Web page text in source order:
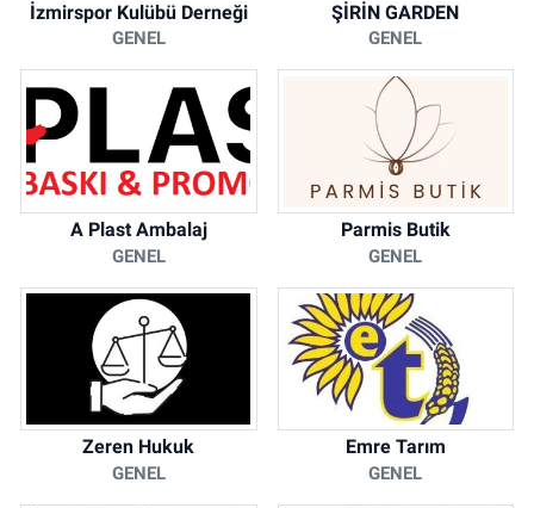
İzmirspor Kulübü Derneği
GENEL
ŞİRİN GARDEN
GENEL
A Plast Ambalaj
GENEL
Parmis Butik
GENEL
Zeren Hukuk
GENEL
Emre Tarım
GENEL